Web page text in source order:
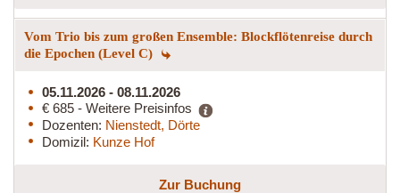
Vom Trio bis zum großen Ensemble: Blockflötenreise durch
die Epochen (Level C)
05.11.2026 - 08.11.2026
€ 685 - Weitere Preisinfos
Dozenten: Nienstedt, Dörte
Domizil: Kunze Hof
Zur Buchung